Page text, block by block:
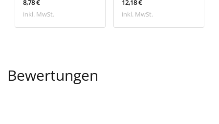
8,78 €
inkl. MwSt.
12,18 €
inkl. MwSt.
Bewertungen